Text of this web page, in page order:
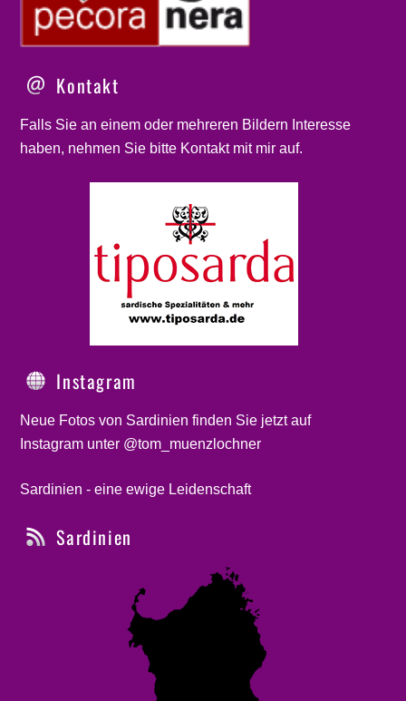
Kontakt
Falls Sie an einem oder mehreren Bildern Interesse
haben, nehmen Sie bitte Kontaktmit mir auf.
Instagram
Neue Fotos von Sardinien finden Sie jetzt auf
Instagram unter @tom_muenzlochner
Sardinien - eine ewige Leidenschaft
Sardinien